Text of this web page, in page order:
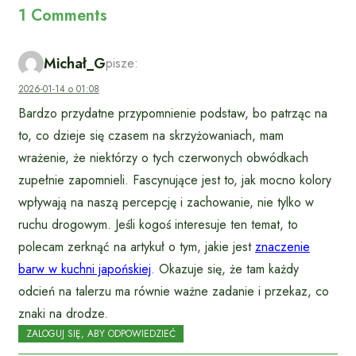
1 Comments
Michał_Gpisze:
2026-01-14 o 01:08
Bardzo przydatne przypomnienie podstaw, bo patrząc na
to, co dzieje się czasem na skrzyżowaniach, mam
wrażenie, że niektórzy o tych czerwonych obwódkach
zupełnie zapomnieli. Fascynujące jest to, jak mocno kolory
wpływają na naszą percepcję i zachowanie, nie tylko w
ruchu drogowym. Jeśli kogoś interesuje ten temat, to
polecam zerknąć na artykuł o tym, jakie jestznaczenie
barw w kuchni japońskiej. Okazuje się, że tam każdy
odcień na talerzu ma równie ważne zadanie i przekaz, co
znaki na drodze.
ZALOGUJ SIĘ, ABY ODPOWIEDZIEĆ